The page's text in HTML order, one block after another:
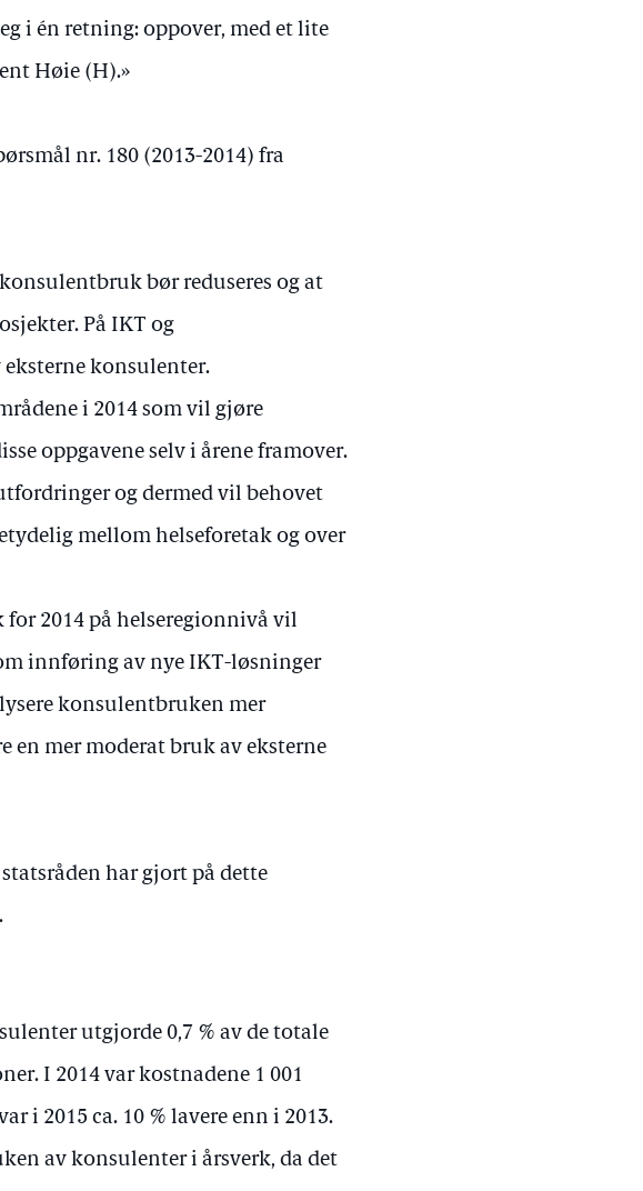
i én retning: oppover, med et lite
Høie (H).»
nr. 180 (2013-2014) fra
bør reduseres og at
På IKT og
konsulenter.
i 2014 som vil gjøre
oppgavene selv i årene framover.
og dermed vil behovet
mellom helseforetak og over
2014 på helseregionnivå vil
innføring av nye IKT-løsninger
konsulentbruken mer
en mer moderat bruk av eksterne
har gjort på dette
utgjorde 0,7 % av de totale
I 2014 var kostnadene 1 001
i 2015 ca. 10 % lavere enn i 2013.
av konsulenter i årsverk, da det